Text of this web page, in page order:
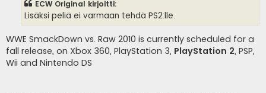
ECW Original kirjoitti:
Lisäksi peliä ei varmaan tehdä PS2:lle.
WWE SmackDown vs. Raw 2010 is currently scheduled for a
fall release, on Xbox 360, PlayStation 3, PlayStation 2, PSP,
Wii and Nintendo DS